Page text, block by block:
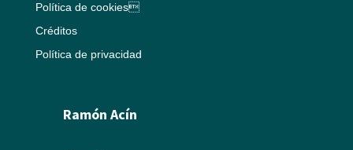
Política de cookies
Créditos
Política de privacidad
Ramón Acín